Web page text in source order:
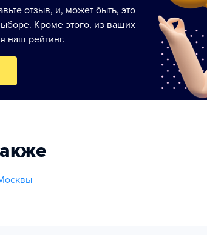
отзыв, и, может быть, это
Кроме этого, из ваших
наш рейтинг.